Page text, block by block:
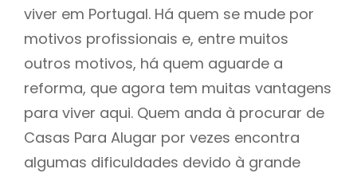
viver em Portugal. Há quem se mude por
motivos profissionais e, entre muitos
outros motivos, há quem aguarde a
reforma, que agora tem muitas vantagens
para viver aqui. Quem anda à procurar de
Casas Para Alugar por vezes encontra
algumas dificuldades devido à grande